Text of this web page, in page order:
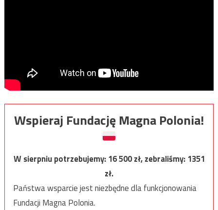
Wspieraj Fundację Magna Polonia!
W sierpniu potrzebujemy:16 500zł, zebraliśmy:1351
zł.
Państwa wsparcie jest niezbędne dla funkcjonowania
Fundacji Magna Polonia.